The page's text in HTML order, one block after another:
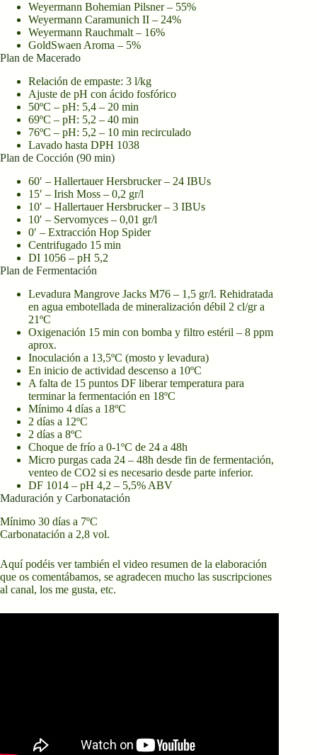
Weyermann Bohemian Pilsner – 55%
Weyermann Caramunich II – 24%
Weyermann Rauchmalt – 16%
GoldSwaen Aroma – 5%
Plan de Macerado
Relación de empaste: 3 l/kg
Ajuste de pH con ácido fosfórico
50ºC – pH: 5,4 – 20 min
69ºC – pH: 5,2 – 40 min
76ºC – pH: 5,2 – 10 min recirculado
Lavado hasta DPH 1038
Plan de Cocción (90 min)
60′ – Hallertauer Hersbrucker – 24 IBUs
15′ – Irish Moss – 0,2 gr/l
10′ – Hallertauer Hersbrucker – 3 IBUs
10′ – Servomyces – 0,01 gr/l
0′ – Extracción Hop Spider
Centrifugado 15 min
DI 1056 – pH 5,2
Plan de Fermentación
Levadura Mangrove Jacks M76 – 1,5 gr/l. Rehidratada
en agua embotellada de mineralización débil 2 cl/gr a
21ºC
Oxigenación 15 min con bomba y filtro estéril – 8 ppm
aprox.
Inoculación a 13,5ºC (mosto y levadura)
En inicio de actividad descenso a 10ºC
A falta de 15 puntos DF liberar temperatura para
terminar la fermentación en 18ºC
Mínimo 4 días a 18ºC
2 días a 12ºC
2 días a 8ºC
Choque de frío a 0-1ºC de 24 a 48h
Micro purgas cada 24 – 48h desde fin de fermentación,
venteo de CO2 si es necesario desde parte inferior.
DF 1014 – pH 4,2 – 5,5% ABV
Maduración y Carbonatación
Mínimo 30 días a 7ºC
Carbonatación a 2,8 vol.
Aquí podéis ver también el video resumen de la elaboración
que os comentábamos, se agradecen mucho las suscripciones
al canal, los me gusta, etc.